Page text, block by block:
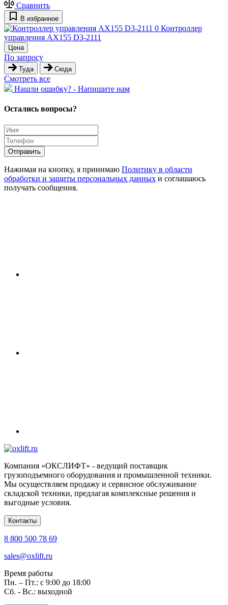
Сравнить
В избранное
0 Контроллер
управления AX155 D3-2111
Цена
По запросу
Туда Сюда
Cмотреть все
Hашли ошибку? - Напишите нам
Остались вопросы?
Отправить
Нажимая на кнопку, я принимаю Политику в области
обработки и защиты персональных данных и соглашаюсь
получать сообщения.
Компания «ОКСЛИФТ» - ведущий поставщик
грузоподъемного оборудования и промышленной техники.
Мы осуществляем продажу и сервисное обслуживание
складской техники, предлагая комплексные решения и
выгодные условия.
Контакты
8 800 500 78 69
sales@oxlift.ru
Время работы
Пн. – Пт.: с 9:00 до 18:00
Сб. - Вс.: выходной